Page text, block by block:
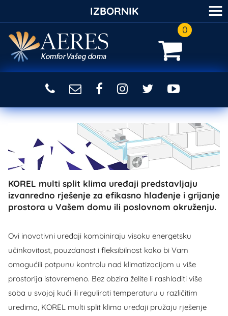
0
KOREL multi split klima uređaji predstavljaju
izvanredno rješenje za efikasno hlađenje i grijanje
prostora u Vašem domu ili poslovnom okruženju.
Ovi inovativni uređaji kombiniraju visoku energetsku
učinkovitost, pouzdanost i fleksibilnost kako bi Vam
omogućili potpunu kontrolu nad klimatizacijom u više
prostorija istovremeno. Bez obzira želite li rashladiti više
soba u svojoj kući ili regulirati temperaturu u različitim
uredima, KOREL multi split klima uređaji pružaju rješenje
IZBORNIK ≡